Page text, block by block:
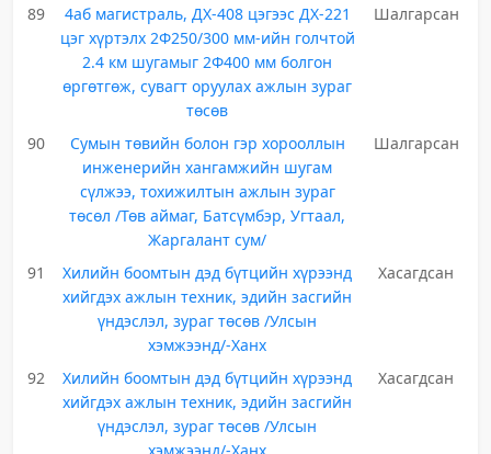
89
4аб магистраль, ДХ-408 цэгээс ДХ-221
цэг хүртэлх 2Ф250/300 мм-ийн голчтой
2.4 км шугамыг 2Ф400 мм болгон
өргөтгөж, сувагт оруулах ажлын зураг
төсөв
Шалгарсан
90
Сумын төвийн болон гэр хорооллын
инженерийн хангамжийн шугам
сүлжээ, тохижилтын ажлын зураг
төсөл /Төв аймаг, Батсүмбэр, Угтаал,
Жаргалант сум/
Шалгарсан
91
Хилийн боомтын дэд бүтцийн хүрээнд
хийгдэх ажлын техник, эдийн засгийн
үндэслэл, зураг төсөв /Улсын
хэмжээнд/-Ханх
Хасагдсан
92
Хилийн боомтын дэд бүтцийн хүрээнд
хийгдэх ажлын техник, эдийн засгийн
үндэслэл, зураг төсөв /Улсын
Хасагдсан